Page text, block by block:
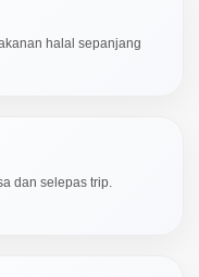
halal sepanjang
dan selepas trip.